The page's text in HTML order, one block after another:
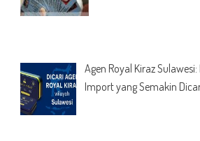
Agen Royal Kiraz
Import yang Semakin